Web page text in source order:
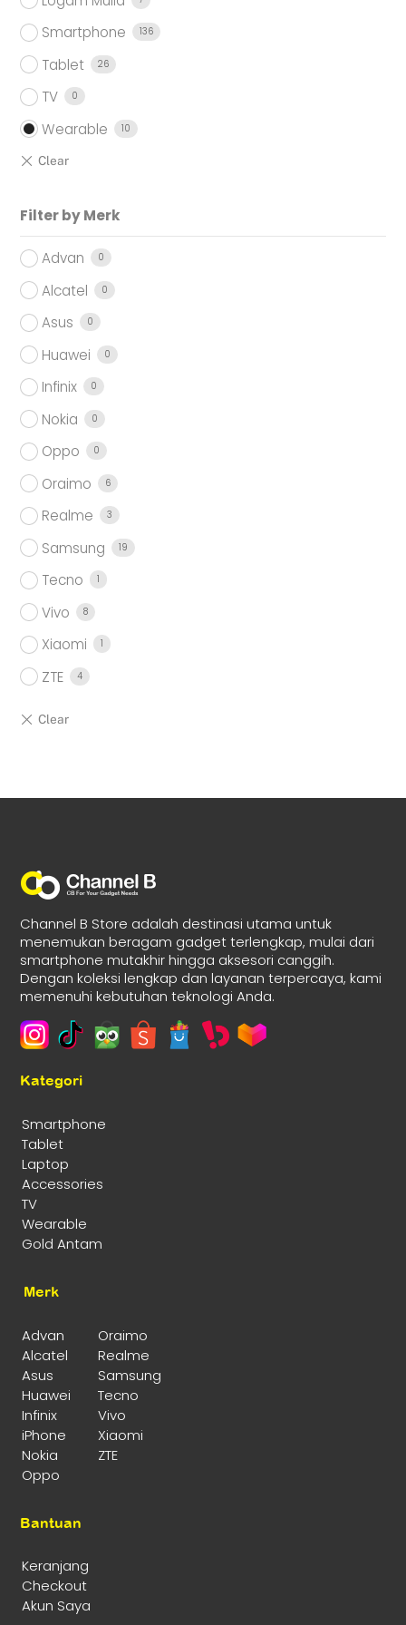
Smartphone 136
Tablet 26
TV 0
Wearable 10
Filter by Merk
Advan 0
Alcatel 0
Asus 0
Huawei 0
Infinix 0
Nokia 0
Oppo 0
Oraimo 6
Realme 3
Samsung 19
Tecno 1
Vivo 8
Xiaomi 1
ZTE 4
Channel B Store adalah destinasi utama untuk
menemukan beragam gadget terlengkap, mulai dari
smartphone mutakhir hingga aksesori canggih.
Dengan koleksi lengkap dan layanan terpercaya, kami
memenuhi kebutuhan teknologi Anda.
Kategori
Smartphone
Tablet
Laptop
Accessories
TV
Wearable
Gold Antam
Merk
Advan
Oraimo
Alcatel
Realme
Asus
Samsung
Huawei
Tecno
Infinix
Vivo
iPhone
Xiaomi
Nokia
ZTE
Oppo
Bantuan
Keranjang
Checkout
Akun Saya